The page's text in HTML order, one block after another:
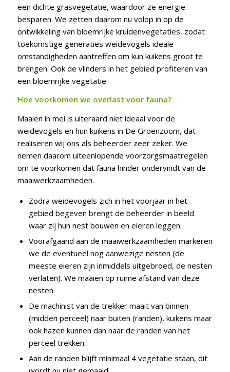
een dichte grasvegetatie, waardoor ze energie
besparen. We zetten daarom nu volop in op de
ontwikkeling van bloemrijke kruidenvegetaties, zodat
toekomstige generaties weidevogels ideale
omstandigheden aantreffen om kun kuikens groot te
brengen. Ook de vlinders in het gebied profiteren van
een bloemrijke vegetatie.
Hoe voorkomen we overlast voor fauna?
Maaien in mei is uiteraard niet ideaal voor de
weidevogels en hun kuikens in De Groenzoom, dat
realiseren wij ons als beheerder zeer zeker. We
nemen daarom uiteenlopende voorzorgsmaatregelen
om te voorkomen dat fauna hinder ondervindt van de
maaiwerkzaamheden.
Zodra weidevogels zich in het voorjaar in het
gebied begeven brengt de beheerder in beeld
waar zij hun nest bouwen en eieren leggen.
Voorafgaand aan de maaiwerkzaamheden markeren
we de eventueel nog aanwezige nesten (de
meeste eieren zijn inmiddels uitgebroed, de nesten
verlaten). We maaien op ruime afstand van deze
nesten.
De machinist van de trekker maait van binnen
(midden perceel) naar buiten (randen), kuikens maar
ook hazen kunnen dan naar de randen van het
perceel trekken.
Aan de randen blijft minimaal 4 vegetatie staan, dit